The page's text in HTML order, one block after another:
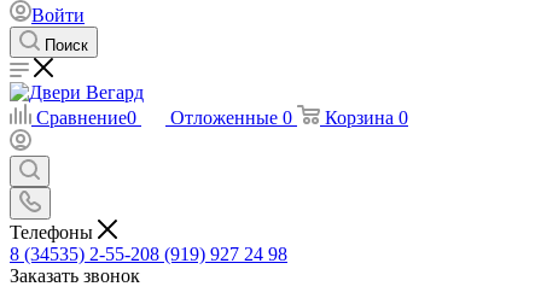
Войти
Поиск
Сравнение0 Отложенные 0 Корзина 0
Телефоны
8 (34535) 2-55-208 (919) 927 24 98
Заказать звонок